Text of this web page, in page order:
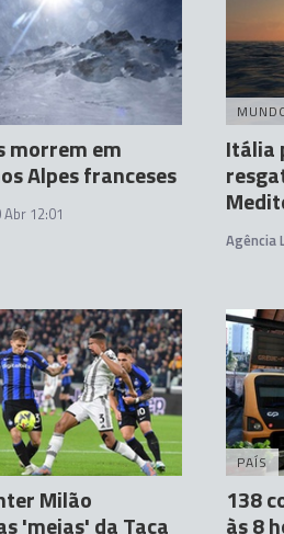
morrem em
Alpes franceses
Abr 12:01
Itália
Agência
Milão
'meias' da Taça
PAÍS
138
às 8